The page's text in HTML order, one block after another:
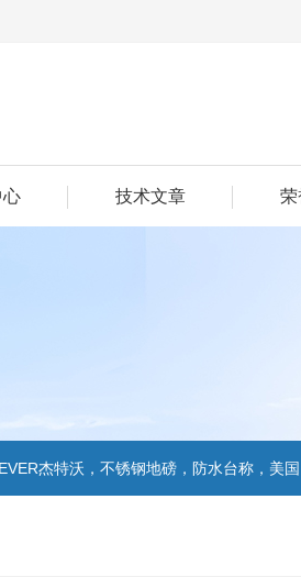
心 技术文章 荣
锈钢地磅，防水台称，美国双杰天平，报警电子称